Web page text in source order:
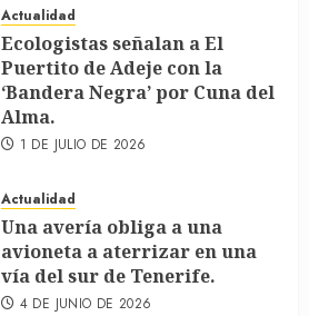
Actualidad
Ecologistas señalan a El
Puertito de Adeje con la
‘Bandera Negra’ por Cuna del
Alma.
1 DE JULIO DE 2026
Actualidad
Una avería obliga a una
avioneta a aterrizar en una
vía del sur de Tenerife.
4 DE JUNIO DE 2026